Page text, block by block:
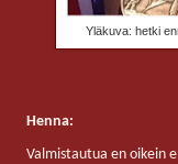
Yläkuva: hetki
Henna:
Valmistautua en oikein